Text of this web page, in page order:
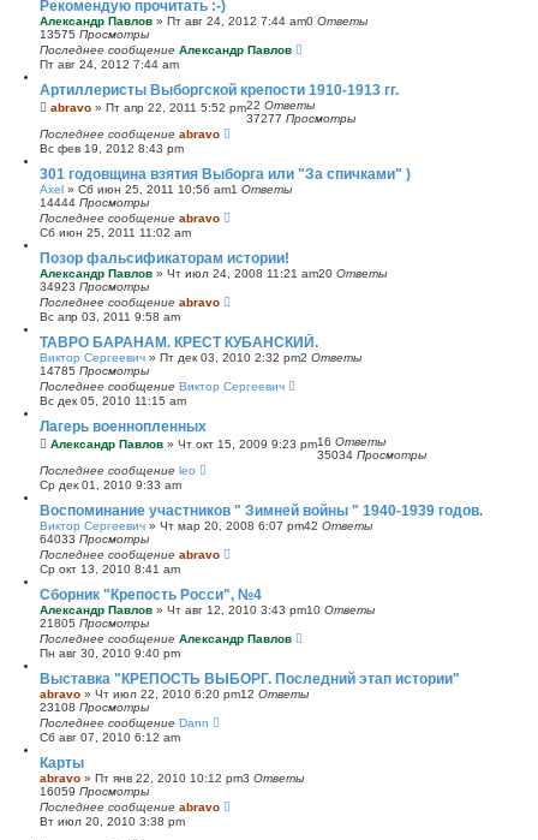
Рекомендую прочитать :-)
Александр Павлов » Пт авг 24, 2012 7:44 am0 Ответы
13575 Просмотры
Последнее сообщение Александр Павлов
Пт авг 24, 2012 7:44 am
Артиллеристы Выборгской крепости 1910-1913 гг.
abravo » Пт апр 22, 2011 5:52 pm22 Ответы
37277 Просмотры
Последнее сообщение abravo
Вс фев 19, 2012 8:43 pm
301 годовщина взятия Выборга или "За спичками" )
Axel » Сб июн 25, 2011 10:56 am1 Ответы
14444 Просмотры
Последнее сообщение abravo
Сб июн 25, 2011 11:02 am
Позор фальсификаторам истории!
Александр Павлов » Чт июл 24, 2008 11:21 am20 Ответы
34923 Просмотры
Последнее сообщение abravo
Вс апр 03, 2011 9:58 am
ТАВРО БАРАНАМ. КРЕСТ КУБАНСКИЙ.
Виктор Сергеевич » Пт дек 03, 2010 2:32 pm2 Ответы
14785 Просмотры
Последнее сообщение Виктор Сергеевич
Вс дек 05, 2010 11:15 am
Лагерь военнопленных
Александр Павлов » Чт окт 15, 2009 9:23 pm16 Ответы
35034 Просмотры
Последнее сообщение leo
Ср дек 01, 2010 9:33 am
Воспоминание участников " Зимней войны " 1940-1939 годов.
Виктор Сергеевич » Чт мар 20, 2008 6:07 pm42 Ответы
64033 Просмотры
Последнее сообщение abravo
Ср окт 13, 2010 8:41 am
Сборник "Крепость Росси", №4
Александр Павлов » Чт авг 12, 2010 3:43 pm10 Ответы
21805 Просмотры
Последнее сообщение Александр Павлов
Пн авг 30, 2010 9:40 pm
Выставка "КРЕПОСТЬ ВЫБОРГ. Последний этап истории"
abravo » Чт июл 22, 2010 6:20 pm12 Ответы
23108 Просмотры
Последнее сообщение Dann
Сб авг 07, 2010 6:12 am
Карты
abravo » Пт янв 22, 2010 10:12 pm3 Ответы
16059 Просмотры
Последнее сообщение abravo
Вт июл 20, 2010 3:38 pm